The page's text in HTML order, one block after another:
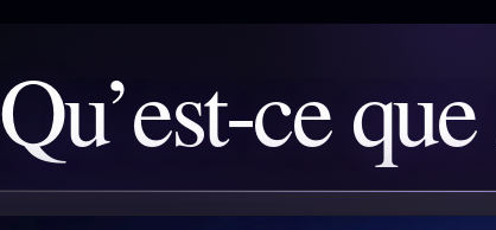
Qu’est-ce que